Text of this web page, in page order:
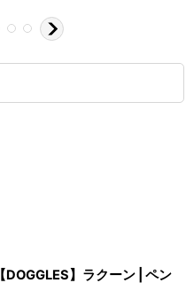
【DOGGLES】ラクーン | ペン